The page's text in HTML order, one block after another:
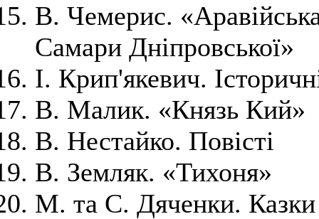
В. Чемерис.
Самари Дніпровської»
І. Крип'якевич.
В. Малик. «Князь Кий»
В. Нестайко. Повісті
В. Земляк. «Тихоня»
М. та С. Дяченки. Казки